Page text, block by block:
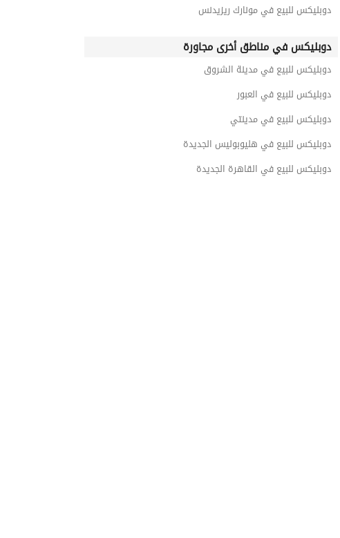
دوبليكس للبيع في مونارك ريزيدنس
دوبليكس في مناطق أخرى مجاورة
دوبليكس للبيع في مدينة الشروق
دوبليكس للبيع في العبور
دوبليكس للبيع في مدينتي
دوبليكس للبيع في هليوبوليس الجديدة
دوبليكس للبيع في القاهرة الجديدة